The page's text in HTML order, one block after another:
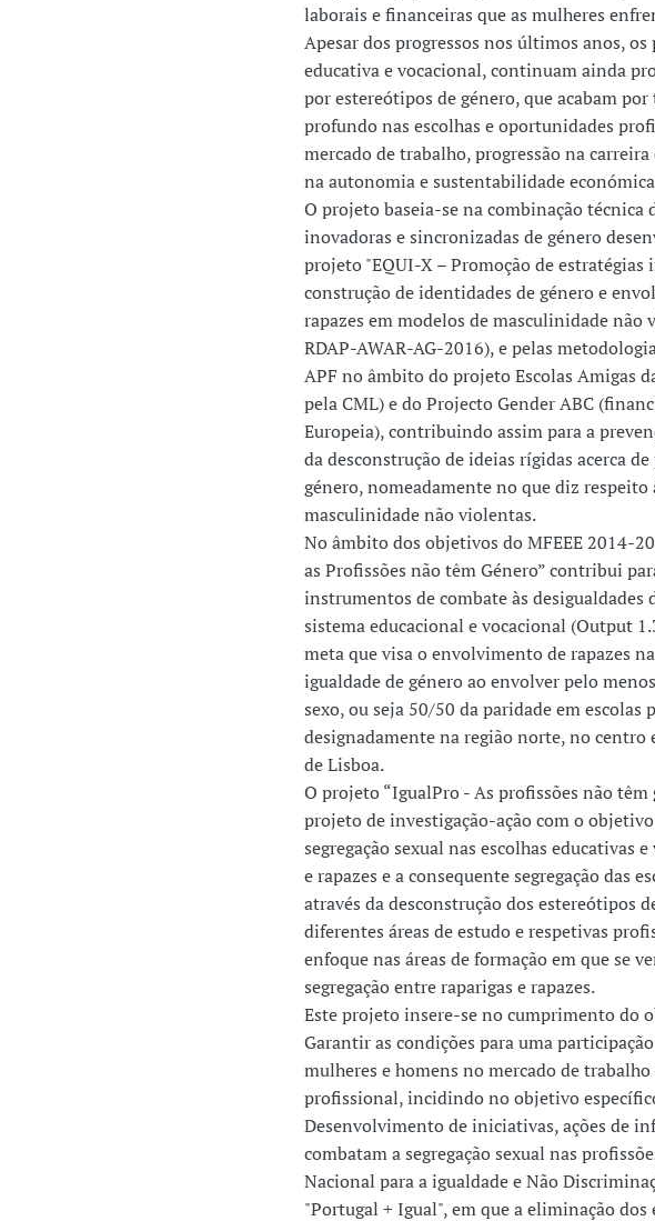
laborais e financeiras que as mulheres
Apesar dos progressos nos últimos anos, os
educativa e vocacional, continuam ainda
por estereótipos de género, que acabam
profundo nas escolhas e oportunidades
mercado de trabalho, progressão na
na autonomia e sustentabilidade
O projeto baseia-se na combinação técnica
inovadoras e sincronizadas de género
projeto "EQUI-X – Promoção de estratégias
construção de identidades de género e
rapazes em modelos de masculinidade não
RDAP-AWAR-AG-2016), e pelas
APF no âmbito do projeto Escolas Amigas
pela CML) e do Projecto Gender ABC
Europeia), contribuindo assim para a
da desconstrução de ideias rígidas acerca
género, nomeadamente no que diz respeito
masculinidade não violentas.
No âmbito dos objetivos do MFEEE 2014-
as Profissões não têm Género” contribui
instrumentos de combate às desigualdades
sistema educacional e vocacional (Output
meta que visa o envolvimento de rapazes
igualdade de género ao envolver pelo
sexo, ou seja 50/50 da paridade em escolas
designadamente na região norte, no
de Lisboa.
O projeto “IgualPro - As profissões não têm
projeto de investigação-ação com o
segregação sexual nas escolhas educativas
e rapazes e a consequente segregação das
através da desconstrução dos estereótipos
diferentes áreas de estudo e respetivas
enfoque nas áreas de formação em que se
segregação entre raparigas e rapazes.
Este projeto insere-se no cumprimento do
Garantir as condições para uma
mulheres e homens no mercado de
profissional, incidindo no objetivo
Desenvolvimento de iniciativas, ações de
combatam a segregação sexual nas
Nacional para a igualdade e Não
"Portugal + Igual", em que a eliminação dos